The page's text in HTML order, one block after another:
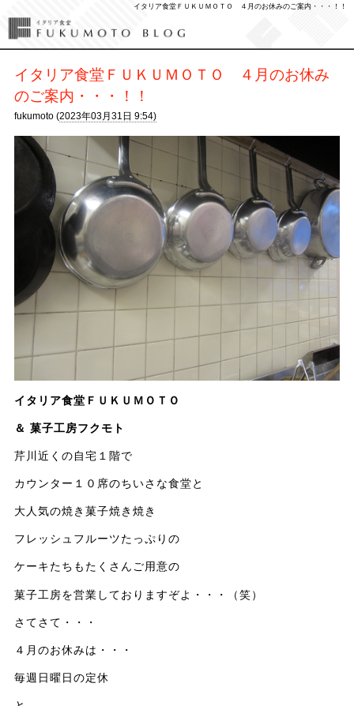
イタリア食堂ＦＵＫＵＭＯＴＯ ４月のお休みのご案内・・・！！
イタリア食堂ＦＵＫＵＭＯＴＯ ４月のお休み
のご案内・・・！！
fukumoto (2023年03月31日 9:54)
イタリア食堂ＦＵＫＵＭＯＴＯ
＆ 菓子工房フクモト
芹川近くの自宅１階で
カウンター１０席のちいさな食堂と
大人気の焼き菓子焼き焼き
フレッシュフルーツたっぷりの
ケーキたちもたくさんご用意の
菓子工房を営業しておりますぞよ・・・（笑）
さてさて・・・
４月のお休みは・・・
毎週日曜日の定休